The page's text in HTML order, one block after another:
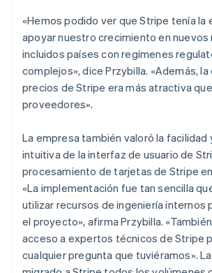
«Hemos podido ver que Stripe tenía la
apoyar nuestro crecimiento en nuevos
incluidos países con regímenes
complejos», dice Przybilla. «Además,
precios de Stripe era más atractiva
proveedores».
La empresa también valoró la facilidad
intuitiva de la interfaz de usuario de
procesamiento de tarjetas de Stripe
«La implementación fue tan sencilla
utilizar recursos de ingeniería internos
el proyecto», afirma Przybilla.
acceso a expertos técnicos de Stripe
cualquier pregunta que tuviéramos».